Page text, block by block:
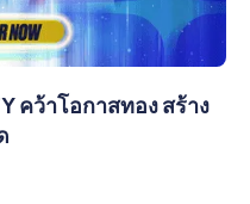
คว้าโอกาสทอง สร้าง